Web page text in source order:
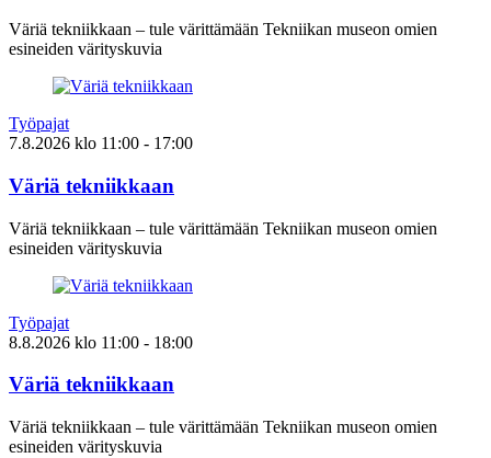
Väriä tekniikkaan – tule värittämään Tekniikan museon omien
esineiden värityskuvia
Työpajat
7.8.2026 klo 11:00 - 17:00
Väriä tekniikkaan
Väriä tekniikkaan – tule värittämään Tekniikan museon omien
esineiden värityskuvia
Työpajat
8.8.2026 klo 11:00 - 18:00
Väriä tekniikkaan
Väriä tekniikkaan – tule värittämään Tekniikan museon omien
esineiden värityskuvia